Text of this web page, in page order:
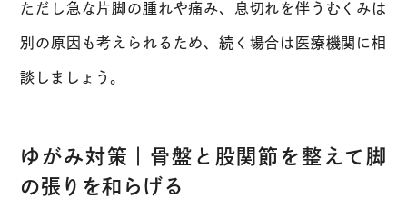
ただし急な片脚の腫れや痛み、息切れを伴うむくみは
別の原因も考えられるため、続く場合は医療機関に相
談しましょう。
ゆがみ対策｜骨盤と股関節を整えて脚
の張りを和らげる